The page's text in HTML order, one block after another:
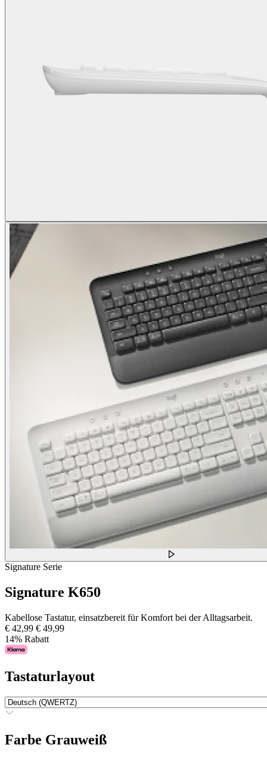
Signature Serie
Signature K650
Kabellose Tastatur, einsatzbereit für Komfort bei der Alltagsarbeit.
€ 42,99 € 49,99
14% Rabatt
Tastaturlayout
Farbe Grauweiß